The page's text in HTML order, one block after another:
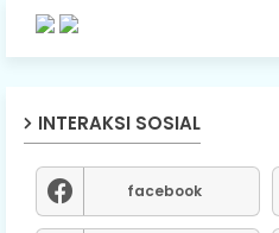
INTERAKSI SOSIAL
facebook